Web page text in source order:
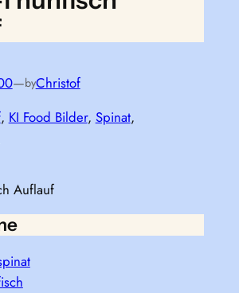
—byChristof
, KI Food Bilder, Spinat
Auflauf